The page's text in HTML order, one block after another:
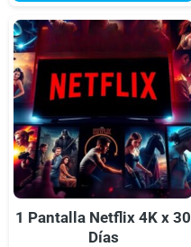
1 Pantalla Netflix 4K x 30
Días